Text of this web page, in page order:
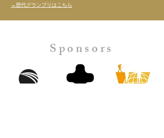
​→歴代グランプリはこちら
Sponsors